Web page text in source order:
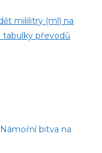
mililitry (ml) na
tabulky převodů
bitva na